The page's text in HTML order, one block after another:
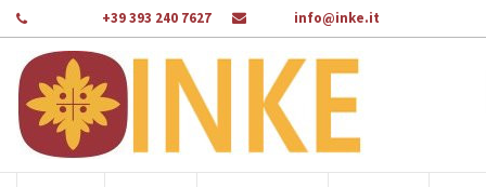
+39 393 240 7627 info@inke.it